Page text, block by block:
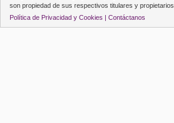
son propiedad de sus respectivos titulares y propietarios.
Política de Privacidad y Cookies | Contáctanos